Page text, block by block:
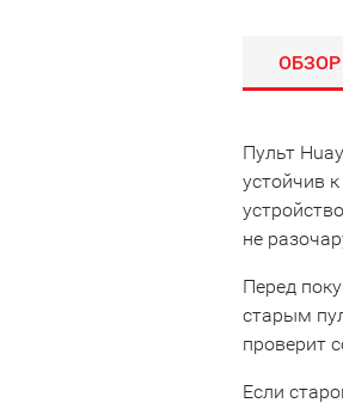
ОБЗОР
Пульт
устойчив
не
Перед
старым
проверит
Если